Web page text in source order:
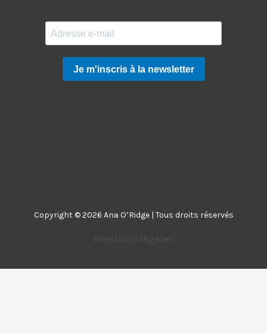
Copyright © 2026 Ana O’Ridge | Tous droits réservés
Mentions légales